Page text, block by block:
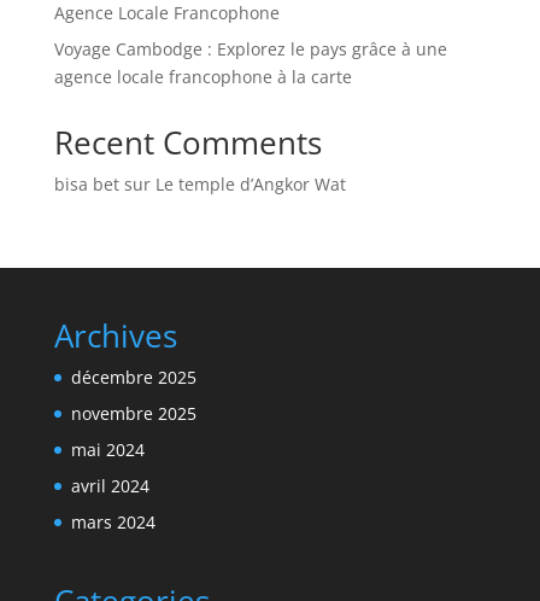
Agence Locale Francophone
Voyage Cambodge : Explorez le pays grâce à une
agence locale francophone à la carte
Recent Comments
bisa betsur Le temple d’Angkor Wat
Archives
décembre 2025
novembre 2025
mai 2024
avril 2024
mars 2024